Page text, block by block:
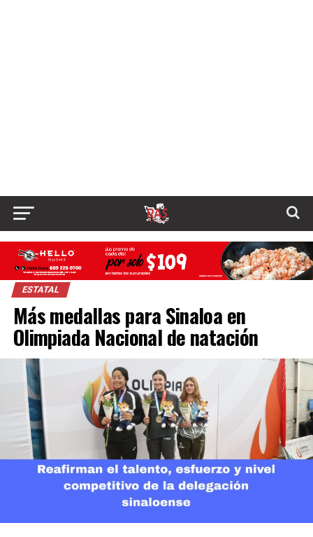
ESTATAL
Más medallas para Sinaloa en
Olimpiada Nacional de natación